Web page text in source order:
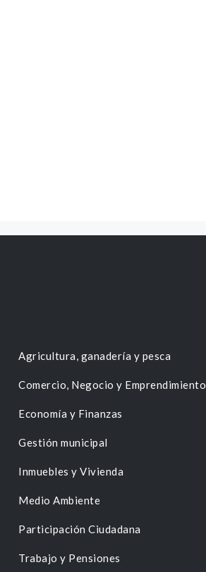
Agricultura, ganadería y pesca
Comercio, Negocio y Emprendimiento
Economía y Finanzas
Gestión municipal
Inmuebles y Vivienda
Medio Ambiente
Participación Ciudadana
Trabajo y Pensiones